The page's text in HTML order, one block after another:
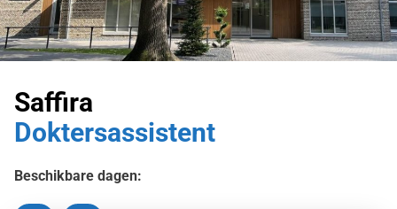
Saffira
Doktersassistent
Beschikbare dagen: